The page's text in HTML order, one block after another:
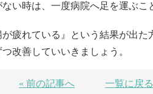
い時は、一度病院へ足を運ぶこ
疲れている』という結果が出
改善していいきましょう。
« 前の記事へ 一覧に戻る